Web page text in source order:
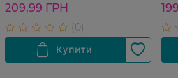
209,99 ГРН